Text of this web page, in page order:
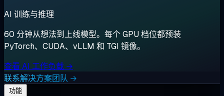
AI 训练与推理
60 分钟从想法到上线模型。每个 GPU 档位都预装
PyTorch、CUDA、vLLM 和 TGI 镜像。
查看 AI 工作负载 →
联系解决方案团队 →